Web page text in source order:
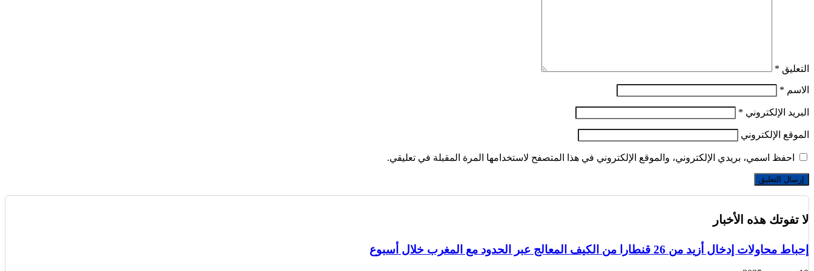
التعليق *
الاسم *
البريد الإلكتروني *
الموقع الإلكتروني
احفظ اسمي، بريدي الإلكتروني، والموقع الإلكتروني في هذا المتصفح لاستخدامها المرة المقبلة في تعليقي.
لا تفوتك هذه الأخبار
إحباط محاولات إدخال أزيد من 26 قنطارا من الكيف المعالج عبر الحدود مع المغرب خلال أسبوع